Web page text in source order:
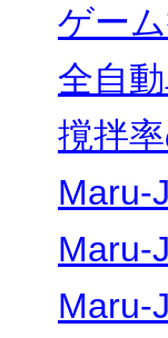
ゲー
全自
撹拌
Maru-
Maru-
Maru-